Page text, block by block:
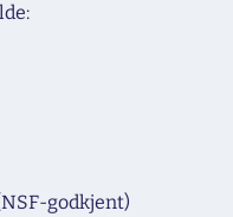
godkjent)